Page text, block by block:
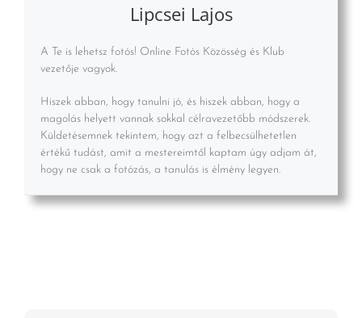
Lipcsei Lajos
A Te is lehetsz fotós! Online Fotós Közösség és Klub
vezetője vagyok.
Hiszek abban, hogy tanulni jó, és hiszek abban, hogy a
magolás helyett vannak sokkal célravezetőbb módszerek.
Küldetésemnek tekintem, hogy azt a felbecsülhetetlen
értékű tudást, amit a mestereimtől kaptam úgy adjam át,
hogy ne csak a fotózás, a tanulás is élmény legyen.